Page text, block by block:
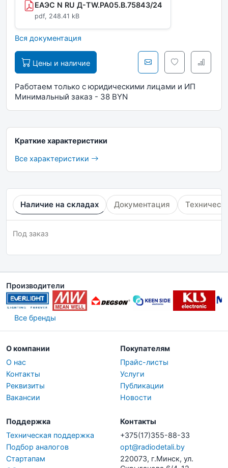
ЕАЭС N RU Д-TW.РА05.В.75843/24
pdf, 248.41 kB
Вся документация
Цены и наличие
Работаем только с юридическими лицами и ИП
Минимальный заказ - 38 BYN
Краткие характеристики
Все характеристики
Наличие на складах Документация
Под заказ
Производители
Все бренды
О компании
О нас
Контакты
Реквизиты
Вакансии
Покупателям
Прайс-листы
Услуги
Публикации
Новости
Поддержка
Техническая поддержка
Подбор аналогов
Стартапам
Контакты
+375(17)355-88-33
opt@radiodetali.by
220073, г.Минск, ул.